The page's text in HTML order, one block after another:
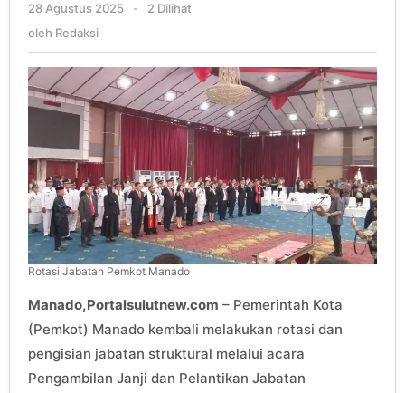
28 Agustus 2025
oleh
-
2 Dilihat
oleh Redaksi
Rotasi Jabatan Pemkot Manado
Manado,Portalsulutnew.com – Pemerintah Kota
(Pemkot) Manado kembali melakukan rotasi dan
pengisian jabatan struktural melalui acara
Pengambilan Janji dan Pelantikan Jabatan